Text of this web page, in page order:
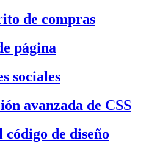
de compras
página
sociales
avanzada de CSS
de diseño